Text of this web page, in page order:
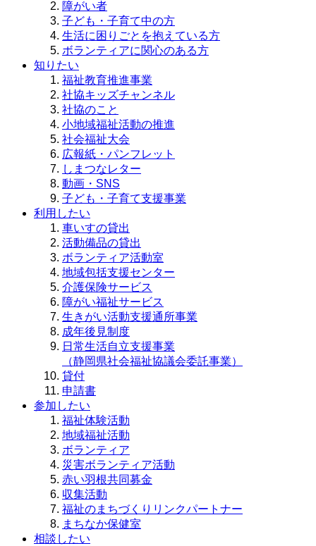
障がい者
子ども・子育て中の方
生活に困りごとを抱えている方
ボランティアに関心のある方
知りたい
福祉教育推進事業
社協キッズチャンネル
社協のこと
小地域福祉活動の推進
社会福祉大会
広報紙・パンフレット
しまつなレター
動画・SNS
子ども・子育て支援事業
利用したい
車いすの貸出
活動備品の貸出
ボランティア活動室
地域包括支援センター
介護保険サービス
障がい福祉サービス
生きがい活動支援通所事業
成年後見制度
日常生活自立支援事業
（静岡県社会福祉協議会委託事業）
貸付
申請書
参加したい
福祉体験活動
地域福祉活動
ボランティア
災害ボランティア活動
赤い羽根共同募金
収集活動
福祉のまちづくりリンクパートナー
まちなか保健室
相談したい